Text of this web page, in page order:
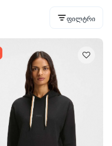
ფილტრი